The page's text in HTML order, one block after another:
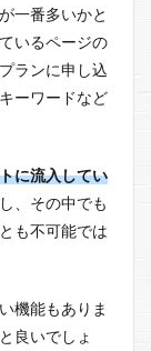
一番多いかと
いるページの
ランに申し込
ーワードなど
に流入してい
、その中でも
も不可能では
機能もありま
良いでしょ